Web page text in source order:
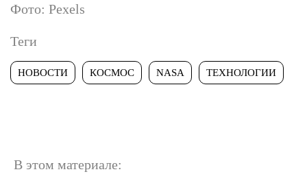
Фото: Pexels
Теги
НОВОСТИ КОСМОС NASA ТЕХНОЛОГИИ
В этом материале: